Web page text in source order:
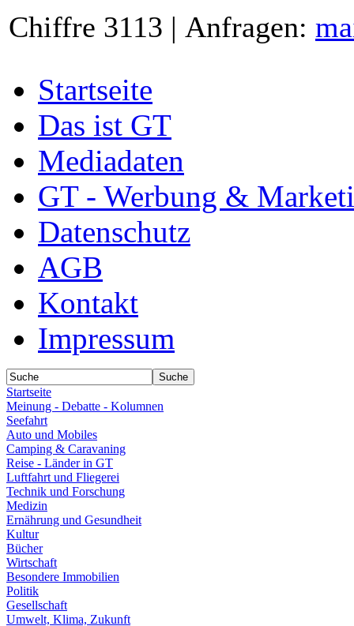
Chiffre 3113 | Anfragen:
Startseite
Das ist GT
Mediadaten
GT - Werbung &
Datenschutz
AGB
Kontakt
Impressum
Startseite
Meinung - Debatte - Kolumnen
Seefahrt
Auto und Mobiles
Camping & Caravaning
Reise - Länder in GT
Luftfahrt und Fliegerei
Technik und Forschung
Medizin
Ernährung und Gesundheit
Kultur
Bücher
Wirtschaft
Besondere Immobilien
Politik
Gesellschaft
Umwelt, Klima, Zukunft